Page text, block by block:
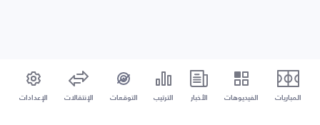
المباريات الفيديوهات الأخبار الترتيب التوقعات الإنتقالات الإعدادات